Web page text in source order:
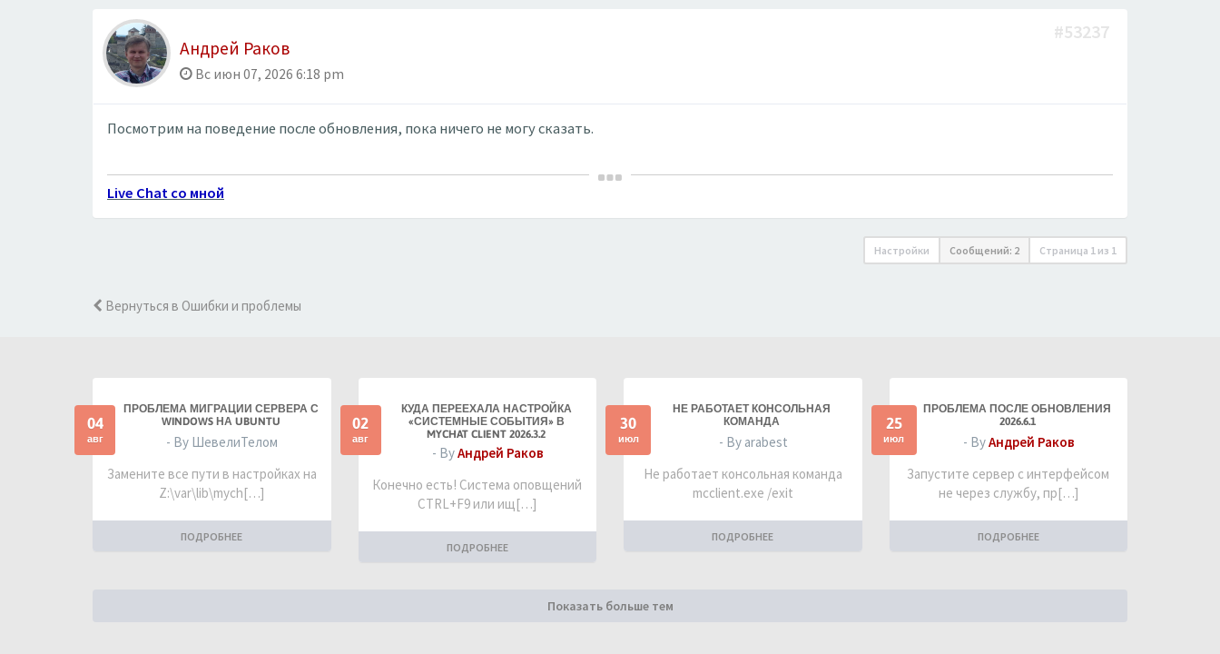
Андрей Раков
Вс июн 07, 2026 6:18 pm
#53237
Посмотрим на поведение после обновления, пока ничего не могу сказать.
Live Chat со мной
Настройки Сообщений: 2 Страница 1 из 1
Вернуться в Ошибки и проблемы
04
авг
ПРОБЛЕМА МИГРАЦИИ СЕРВЕРА С
WINDOWS НА UBUNTU
- By ШевелиТелом
Замените все пути в настройках на
Z:\var\lib\mych[…]
ПОДРОБНЕЕ
02
авг
КУДА ПЕРЕЕХАЛА НАСТРОЙКА
«СИСТЕМНЫЕ СОБЫТИЯ» В
MYCHAT CLIENT 2026.3.2
- ByАндрей Раков
Конечно есть! Система оповщений
CTRL+F9 или ищ[…]
ПОДРОБНЕЕ
30
июл
НЕ РАБОТАЕТ КОНСОЛЬНАЯ
КОМАНДА
- By arabest
Не работает консольная команда
mcclient.exe /exit
ПОДРОБНЕЕ
25
июл
ПРОБЛЕМА ПОСЛЕ ОБНОВЛЕНИЯ
2026.6.1
- ByАндрей Раков
Запустите сервер с интерфейсом
не через службу, пр[…]
ПОДРОБНЕЕ
Показать больше тем